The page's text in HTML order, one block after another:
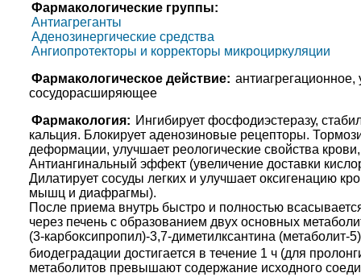
Фармакологические группы:
Антиагреганты
Аденозинергические средства
Ангиопротекторы и корректоры микроциркуляции
Фармакологическое действие:
сосудорасширяющее
Фармакология: Ингибирует фосфодиэстеразу,
кальция. Блокирует аденозиновые рецепторы.
деформации, улучшает реологические свойства
Антиангинальный эффект (увеличение доставки
Дилатирует сосуды легких и улучшает оксигенацию
мышц и диафрагмы).
После приема внутрь быстро и полностью
через печень с образованием двух основных
(3-карбоксипропил)-3,7-диметилксантина (метаболит-
биодеградации достигается в течение 1 ч (для
метаболитов превышают содержание исходного